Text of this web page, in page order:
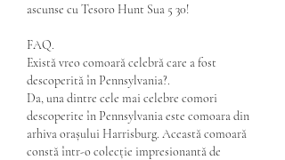
ascunse cu Tesoro Hunt Sua 5 30!
FAQ.
Există vreo comoară celebră care a fost
descoperită în Pennsylvania?.
Da, una dintre cele mai celebre comori
descoperite în Pennsylvania este comoara din
arhiva orașului Harrisburg. Această comoară
constă într-o colecție impresionantă de